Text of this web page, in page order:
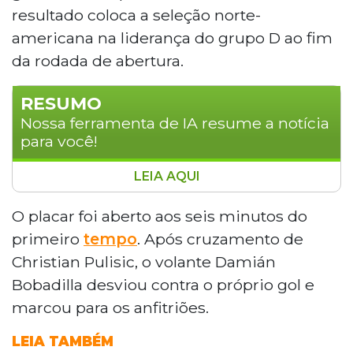
resultado coloca a seleção norte-
americana na liderança do grupo D ao fim
da rodada de abertura.
RESUMO
Nossa ferramenta de IA resume a notícia
para você!
Os Estados Unidos venceram o Paraguai por 4
a 1 em Los Angeles, na abertura da Copa do
Mundo de 2026, registrando a primeira
goleada do torneio. Gols de Balogun (dois), um
contra e Reyna garantiram a vitória. Com 63%
de posse e 13 finalizações, os anfitriões lideram
o grupo D com três pontos, enquanto o
competição na última posição.
LEIA AQUI
O placar foi aberto aos seis minutos do
primeiro tempo. Após cruzamento de
Christian Pulisic, o volante Damián
Bobadilla desviou contra o próprio gol e
marcou para os anfitriões.
LEIA TAMBÉM